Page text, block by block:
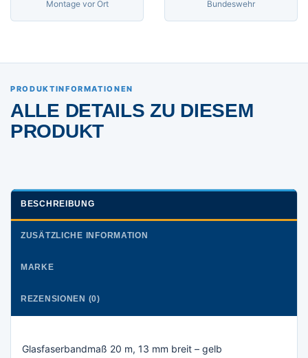
Montage vor Ort
Bundeswehr
PRODUKTINFORMATIONEN
ALLE DETAILS ZU DIESEM
PRODUKT
BESCHREIBUNG
ZUSÄTZLICHE INFORMATION
MARKE
REZENSIONEN (0)
Glasfaserbandmaß 20 m, 13 mm breit – gelb